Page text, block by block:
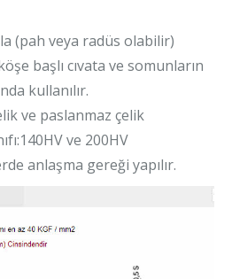
(pah veya radüs olabilir)
başlı cıvata ve somunların
kullanılır.
ve paslanmaz çelik
ve 200HV
anlaşma gereği yapılır.